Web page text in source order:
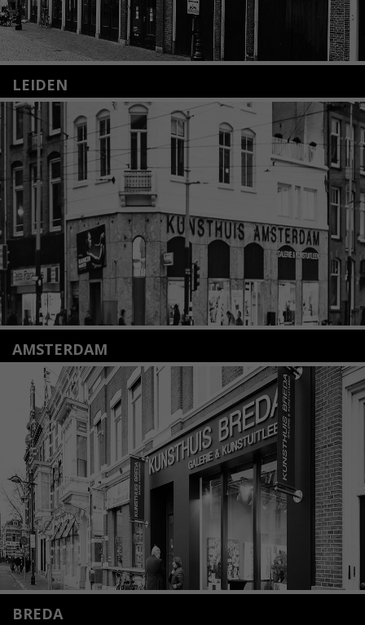
LEIDEN
Nieuwstraat 35
2312 KA Leiden
+31(0)71 – 52 84 480
info@kunsthuisleiden.nl
Lees meer
AMSTERDAM
Amstelveenseweg 135
1075 VX Amsterdam
+31 (0)20 2332546
info@kunsthuisamsterdam.nl
Lees meer
BREDA